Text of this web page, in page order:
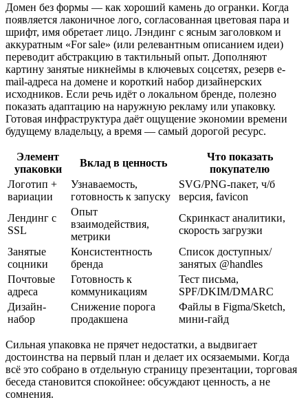
Домен без формы — как хороший камень до огранки. Когда
появляется лаконичное лого, согласованная цветовая пара и
шрифт, имя обретает лицо. Лэндинг с ясным заголовком и
аккуратным «For sale» (или релевантным описанием идеи)
переводит абстракцию в тактильный опыт. Дополняют
картину занятые никнеймы в ключевых соцсетях, резерв e-
mail-адреса на домене и короткий набор дизайнерских
исходников. Если речь идёт о локальном бренде, полезно
показать адаптацию на наружную рекламу или упаковку.
Готовая инфраструктура даёт ощущение экономии времени
будущему владельцу, а время — самый дорогой ресурс.
Элемент
упаковки
Вклад в ценность
Что показать
покупателю
Логотип +
вариации
Узнаваемость,
готовность к запуску
SVG/PNG-пакет, ч/б
версия, favicon
Лендинг с
SSL
Опыт
взаимодействия,
метрики
Скринкаст аналитики,
скорость загрузки
Занятые
соцники
Консистентность
бренда
Список доступных/
занятых @handles
Почтовые
адреса
Готовность к
коммуникациям
Тест письма,
SPF/DKIM/DMARC
Дизайн-
набор
Снижение порога
продакшена
Файлы в Figma/Sketch,
мини-гайд
Сильная упаковка не прячет недостатки, а выдвигает
достоинства на первый план и делает их осязаемыми. Когда
всё это собрано в отдельную страницу презентации, торговая
беседа становится спокойнее: обсуждают ценность, а не
сомнения.